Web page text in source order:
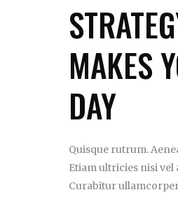
MAKES
DAY
Quisque rutrum.
Etiam ultricies nisi vel
Curabitur